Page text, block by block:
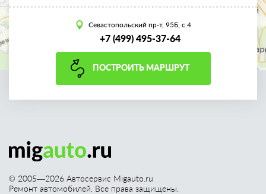
Севастопольский пр-т, 95Б, с.4
+7 (499) 495-37-64
ПОСТРОИТЬ МАРШРУТ
© 2005—2026 Автосервис Migauto.ru
Ремонт автомобилей. Все права защищены.